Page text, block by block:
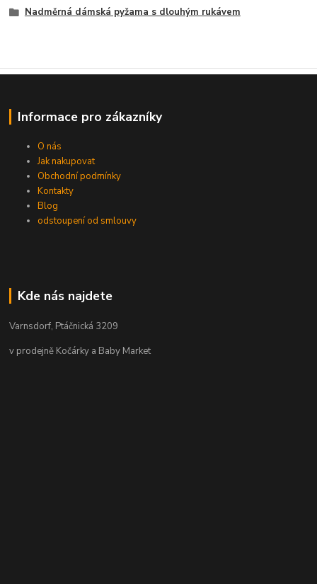
Nadměrná dámská pyžama s dlouhým rukávem
Informace pro zákazníky
O nás
Jak nakupovat
Obchodní podmínky
Kontakty
Blog
odstoupení od smlouvy
Kde nás najdete
Varnsdorf, Ptáčnická 3209
v prodejně Kočárky a Baby Market